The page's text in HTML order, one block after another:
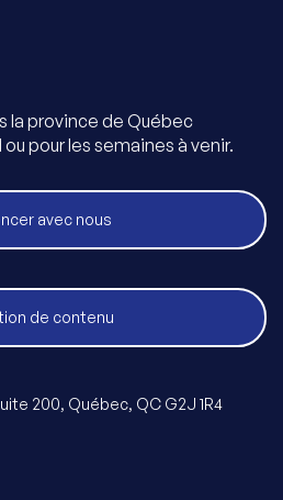
la province de Québec
pour les semaines à venir.
avec nous
de contenu
200, Québec, QC G2J 1R4